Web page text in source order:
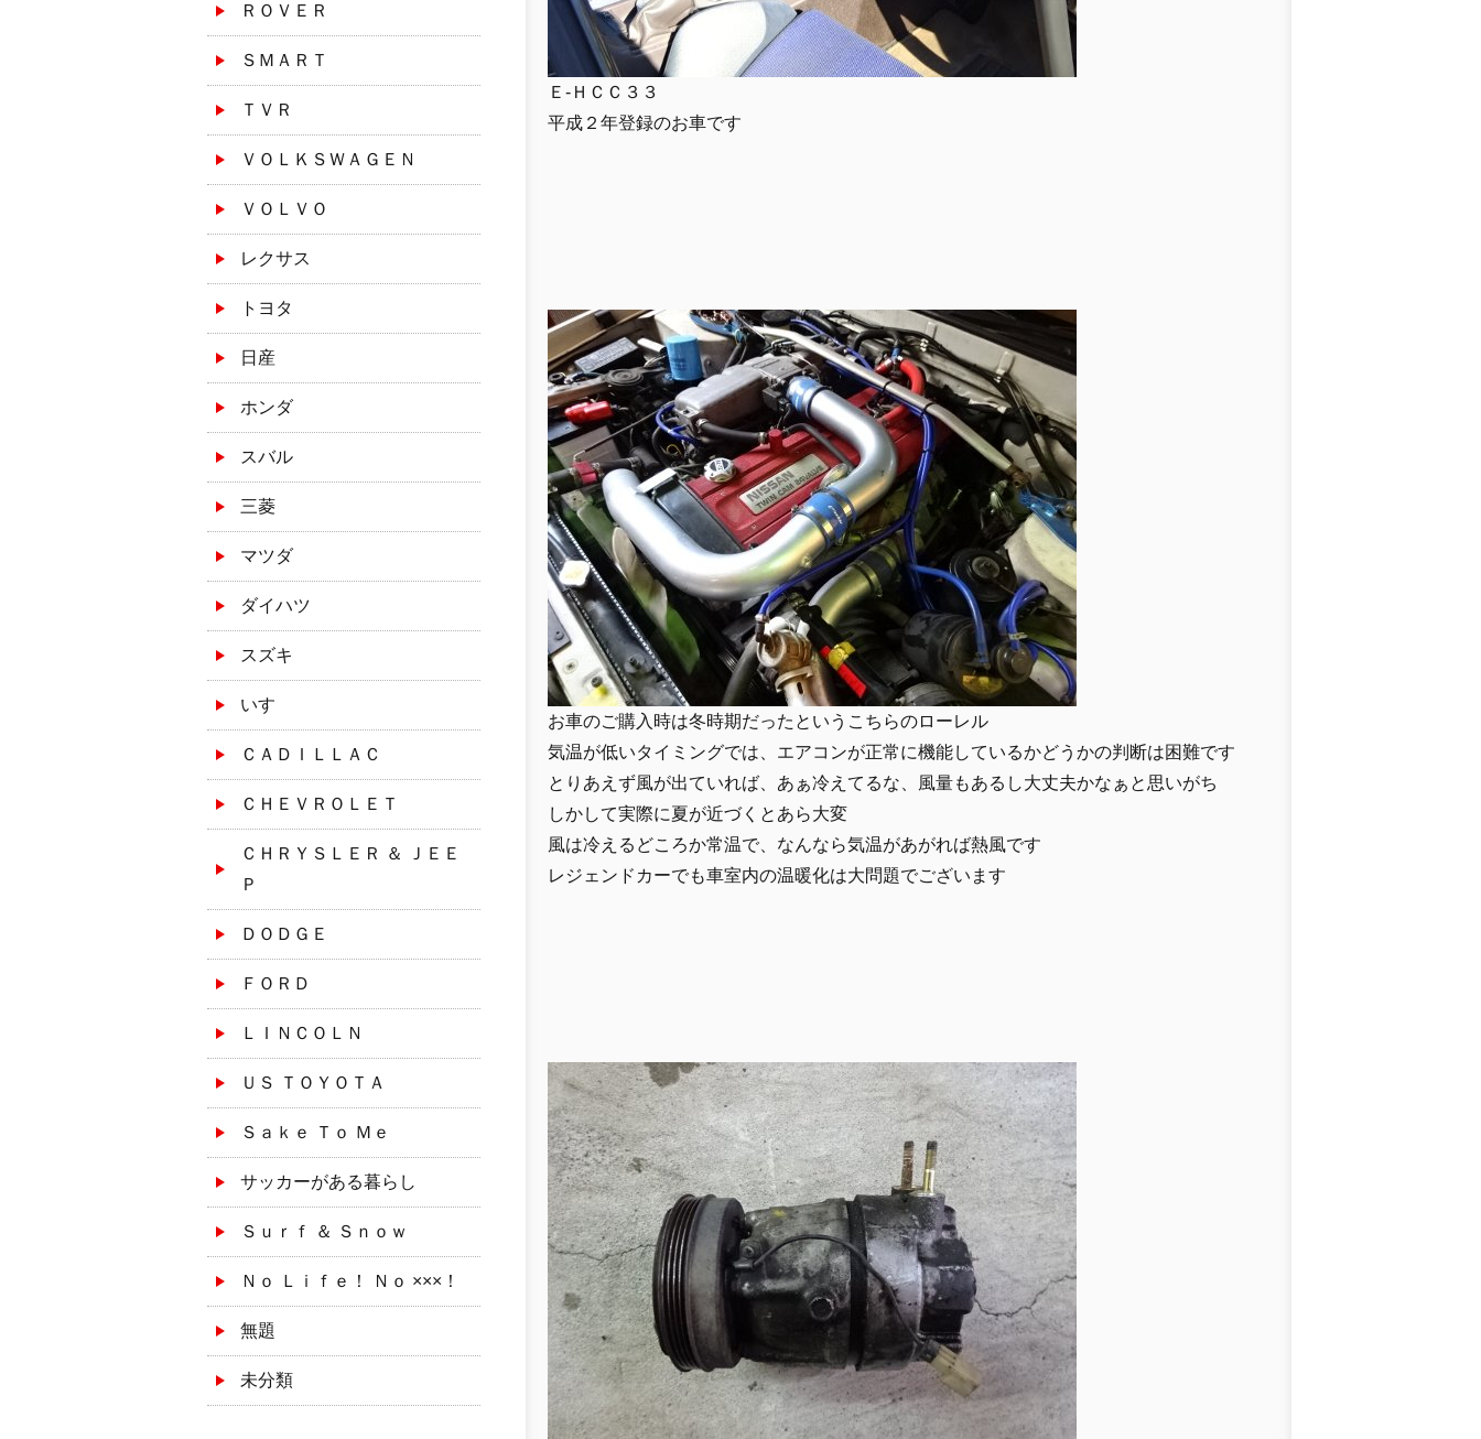
ＲＯＶＥＲ
ＳＭＡＲＴ
ＴＶＲ
ＶＯＬＫＳＷＡＧＥＮ
ＶＯＬＶＯ
レクサス
トヨタ
日産
ホンダ
スバル
三菱
マツダ
ダイハツ
スズキ
いすゞ
ＣＡＤＩＬＬＡＣ
ＣＨＥＶＲＯＬＥＴ
ＣＨＲＹＳＬＥＲ ＆ ＪＥＥ
Ｐ
ＤＯＤＧＥ
ＦＯＲＤ
ＬＩＮＣＯＬＮ
ＵＳ ＴＯＹＯＴＡ
Ｓａｋｅ Ｔｏ Ｍｅ
サッカーがある暮らし
Ｓｕｒｆ ＆ Ｓｎｏｗ
Ｎｏ Ｌｉｆｅ！ Ｎｏ ×××！
無題
未分類
Ｅ-ＨＣＣ３３
平成２年登録のお車です
お車のご購入時は冬時期だったというこちらのローレル
気温が低いタイミングでは、エアコンが正常に機能しているかどうかの判断は困難です
とりあえず風が出ていれば、あぁ冷えてるな、風量もあるし大丈夫かなぁと思いがち
しかして実際に夏が近づくとあら大変
風は冷えるどころか常温で、なんなら気温があがれば熱風です
レジェンドカーでも車室内の温暖化は大問題でございます